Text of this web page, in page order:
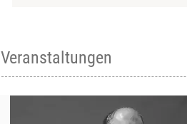
Veranstaltungen